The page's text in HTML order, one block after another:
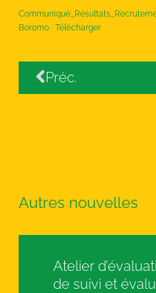
Boromo
Télécharger
Préc.
Autres nouvelles
Atelier
de suivi et